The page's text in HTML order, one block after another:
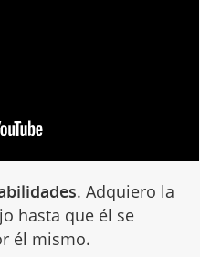
. Adquiero la
hasta que él se
él mismo.